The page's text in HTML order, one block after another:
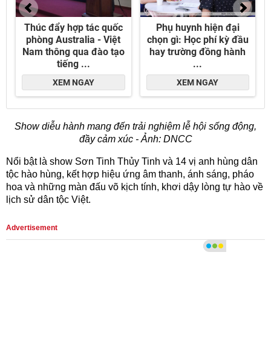
Show diễu hành mang đến trải nghiệm lễ hội sống động,
đầy cảm xúc - Ảnh: DNCC
Nổi bật là show Sơn Tinh Thủy Tinh và 14 vị anh hùng dân
tộc hào hùng, kết hợp hiệu ứng âm thanh, ánh sáng, pháo
hoa và những màn đấu võ kịch tính, khơi dậy lòng tự hào về
lịch sử dân tộc Việt.
Advertisement